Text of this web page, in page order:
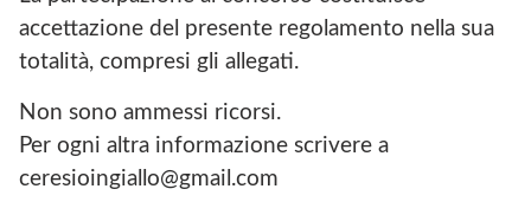
accettazione del presente regolamento nella sua
totalità, compresi gli allegati.
Non sono ammessi ricorsi.
Per ogni altra informazione scrivere a
ceresioingiallo@gmail.com